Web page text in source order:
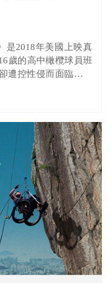
是2018年美國上映真
歲的高中橄欖球員班
遭控性侵而面臨六年
立「加州無罪計畫」